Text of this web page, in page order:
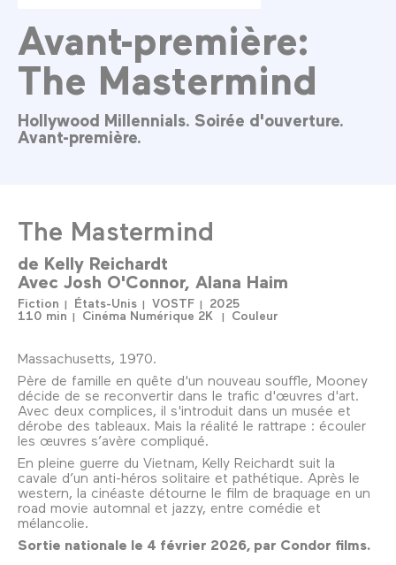
Avant-première:
The Mastermind
Hollywood Millennials. Soirée d'ouverture.
Avant-première.
The Mastermind
de Kelly Reichardt
Avec Josh O'Connor Alana Haim
Fiction États-Unis VOSTF
2025
110 min
Cinéma Numérique 2K Couleur
Massachusetts, 1970.
Père de famille en quête d'un nouveau souffle, Mooney
décide de se reconvertir dans le trafic d'œuvres d'art.
Avec deux complices, il s'introduit dans un musée et
dérobe des tableaux. Mais la réalité le rattrape : écouler
les œuvres s’avère compliqué.
En pleine guerre du Vietnam, Kelly Reichardt suit la
cavale d’un anti-héros solitaire et pathétique. Après le
western, la cinéaste détourne le film de braquage en un
road movie automnal et jazzy, entre comédie et
mélancolie.
Sortie nationale le 4 février 2026, par Condor films.